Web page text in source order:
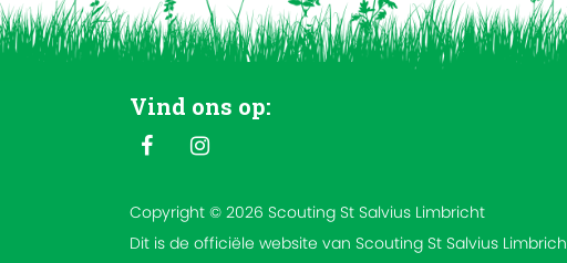
Vind ons op:
Copyright © 2026 Scouting St Salvius Limbricht
Dit is de officiële website van Scouting St Salvius